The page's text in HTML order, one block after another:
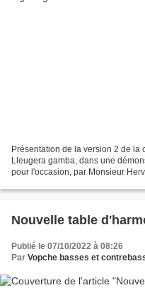
Présentation de la version 2 de la
Lleugera gamba, dans une
pour l'occasion, par Monsieur
Nouvelle table
Publié le 07/10/2022 à 08:26
Par Vopche basses et